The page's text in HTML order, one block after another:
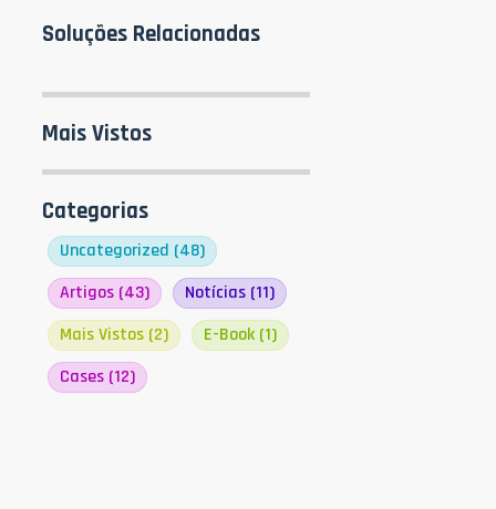
Soluções Relacionadas
Mais Vistos
Categorias
Uncategorized (48)
Artigos (43) Notícias (11)
Mais Vistos (2) E-Book (1)
Cases (12)